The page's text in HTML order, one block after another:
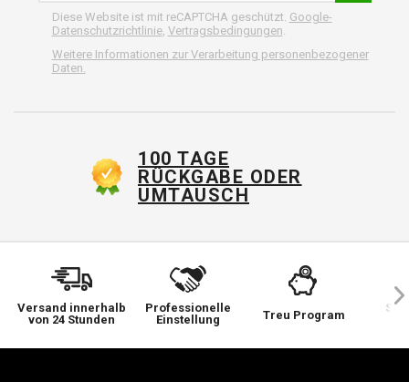
Diese Website ist mit reCAPTCHA geschützt. Google-
Datenschutzrichtlinie, Vertragsbedingungen
Weitere Informationen zur Verarbeitung personenbezogener
Daten.
100 TAGE
RÜCKGABE ODER
UMTAUSCH
Versand innerhalb
von 24 Stunden
Professionelle
Einstellung
Treu Program
Sie